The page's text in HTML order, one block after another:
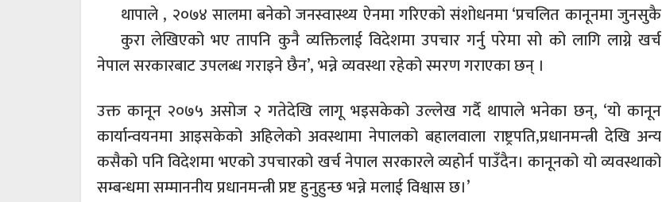
थापाले , २०७४ सालमा बनेको जनस्वास्थ्य ऐनमा गरिएको संशोधनमा ‘प्रचलित कानूनमा जुनसुकै
कुरा लेखिएको भए तापनि कुनै व्यक्तिलाई विदेशमा उपचार गर्नु परेमा सो को लागि लाग्ने खर्च
नेपाल सरकारबाट उपलब्ध गराइने छैन’, भन्ने व्यवस्था रहेको स्मरण गराएका छन् ।
उक्त कानून २०७५ असोज २ गतेदेखि लागू भइसकेको उल्लेख गर्दै थापाले भनेका छन्, ‘यो कानून
कार्यान्वयनमा आइसकेको अहिलेको अवस्थामा नेपालको बहालवाला राष्ट्रपति,प्रधानमन्त्री देखि अन्य
कसैको पनि विदेशमा भएको उपचारको खर्च नेपाल सरकारले व्यहोर्न पाउँदैन। कानूनको यो व्यवस्थाको
सम्बन्धमा सम्माननीय प्रधानमन्त्री प्रष्ट हुनुहुन्छ भन्ने मलाई विश्वास छ।’